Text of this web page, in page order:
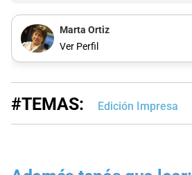
Marta Ortiz
Ver Perfil
#TEMAS: Edición Impresa